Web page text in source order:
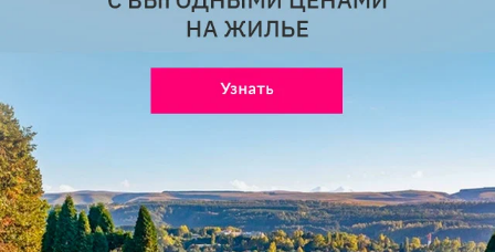
Тем, кто хочет увеличить бедра, подойдут трусы-
8